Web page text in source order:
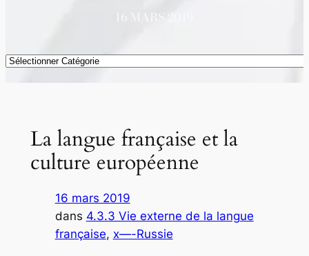
16 MARS 2019
Catégories
La langue française et la
culture européenne
16 mars 2019
dans 4.3.3 Vie externe de la langue
française, x—-Russie